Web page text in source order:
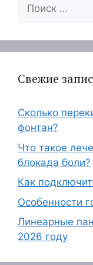
Свежие
Сколько
фонтан?
Что такое
блокада боли?
Как
Особенности
Линеарные
2026 году